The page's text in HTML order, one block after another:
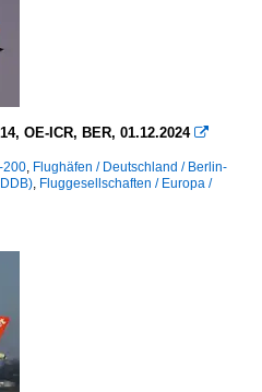
OE-ICR, BER, 01.12.2024 
200, Flughäfen / Deutschland / Berlin-
, Fluggesellschaften / Europa /